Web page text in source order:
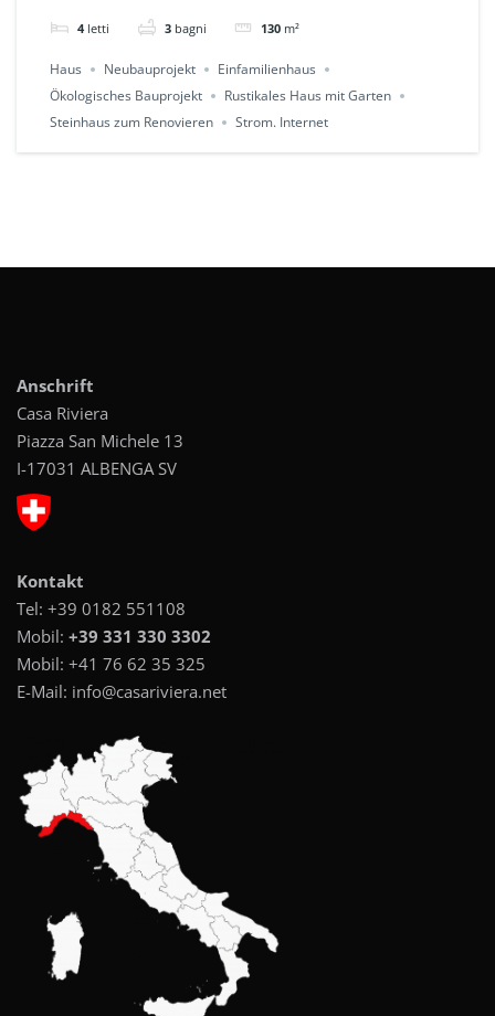
in Casanova Lerrone
4 letti 3 bagni 130 m²
Haus Neubauprojekt
Einfamilienhaus
Ökologisches Bauprojekt
Rustikales Haus mit Garten
Steinhaus zum Renovieren
Strom. Internet
Anschrift
Casa Riviera
Piazza San Michele 13
I-17031 ALBENGA SV
Kontakt
Tel: +39 0182 551108
Mobil: +39 331 330 3302
Mobil: +41 76 62 35 325
E-Mail: info@casariviera.net